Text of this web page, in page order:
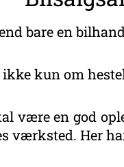
bare en
kun om
være en god
værksted. Her